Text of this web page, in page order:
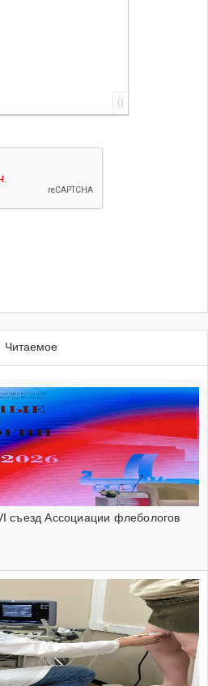
0
Читаемое
съезд Ассоциации флебологов